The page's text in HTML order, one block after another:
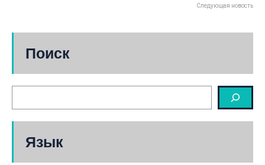
Следующая новость
Поиск
Язык